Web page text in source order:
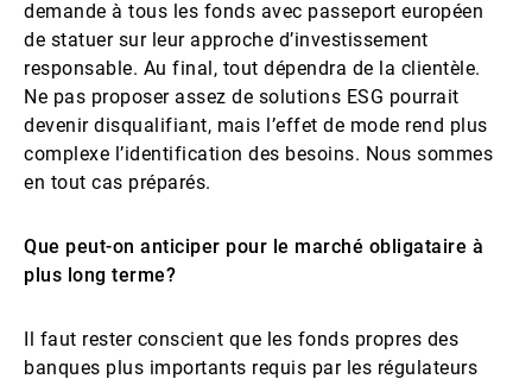
demande à tous les fonds avec passeport européen
de statuer sur leur approche d’investissement
responsable. Au final, tout dépendra de la clientèle.
Ne pas proposer assez de solutions ESG pourrait
devenir disqualifiant, mais l’effet de mode rend plus
complexe l’identification des besoins. Nous sommes
en tout cas préparés.
Que peut-on anticiper pour le marché obligataire à
plus long terme?
Il faut rester conscient que les fonds propres des
banques plus importants requis par les régulateurs